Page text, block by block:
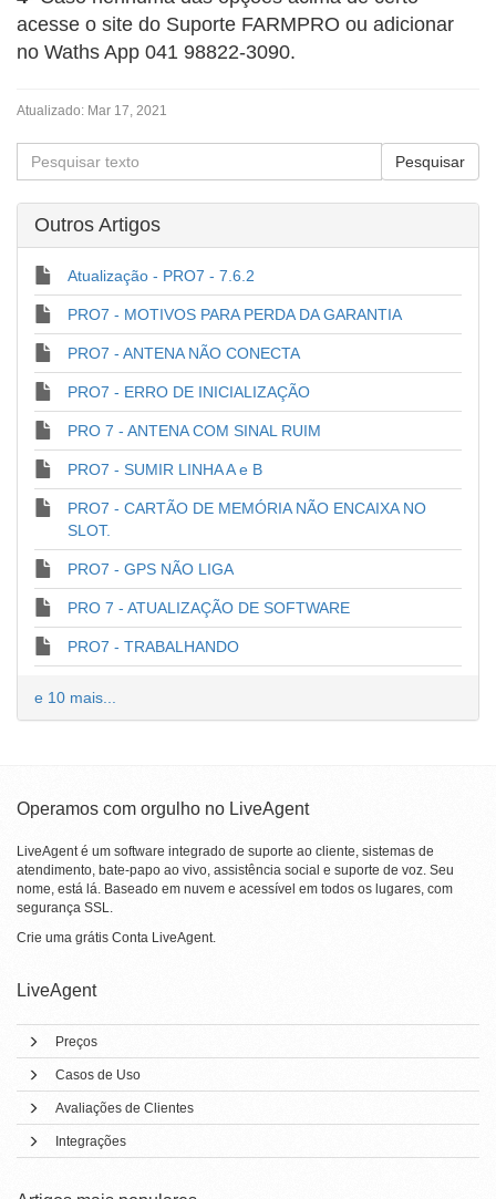
acesse o site do Suporte FARMPRO ou adicionar
no Waths App 041 98822-3090.
Atualizado: Mar 17, 2021
Outros Artigos
Atualização - PRO7 - 7.6.2
PRO7 - MOTIVOS PARA PERDA DA GARANTIA
PRO7 - ANTENA NÃO CONECTA
PRO7 - ERRO DE INICIALIZAÇÃO
PRO 7 - ANTENA COM SINAL RUIM
PRO7 - SUMIR LINHA A e B
PRO7 - CARTÃO DE MEMÓRIA NÃO ENCAIXA NO
SLOT.
PRO7 - GPS NÃO LIGA
PRO 7 - ATUALIZAÇÃO DE SOFTWARE
PRO7 - TRABALHANDO
e 10 mais...
Operamos com orgulho no LiveAgent
LiveAgent é um software integrado de suporte ao cliente, sistemas de
atendimento, bate-papo ao vivo, assistência social e suporte de voz. Seu
nome, está lá. Baseado em nuvem e acessível em todos os lugares, com
segurança SSL.
Crie uma grátis Conta LiveAgent.
LiveAgent
Preços
Casos de Uso
Avaliações de Clientes
Integrações